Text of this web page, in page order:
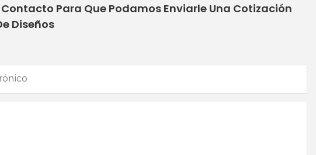
Para Que Podamos Enviarle Una Cotización
Diseños